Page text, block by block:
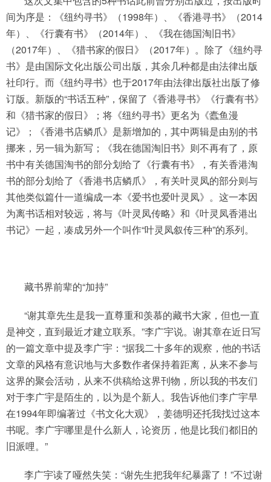
间为序是：《纽约寻书》（1998年）、《香港寻书》（2014
年）、《行囊有书》（2014年）、《我在德国淘旧书》
（2017年）、《猎书家的假日》（2017年）。除了《纽约寻
书》是由国际文化出版公司出版，其余几种都是由法律出版
社印行。而《纽约寻书》也于2017年由法律出版社出版了修
订版。新版的“书话五种”，保留了《香港寻书》《行囊有书》
和《猎书家的假日》；将《纽约寻书》更名为《蠹鱼漫
记》；《香港书店鳞爪》是新增加的，其中两辑是由别的书
挪来，另一辑为新写；《我在德国淘旧书》则不再有了，原
书中有关德国淘书的部分划给了《行囊有书》，有关香港淘
书的部分划给了《香港书店鳞爪》，有关叶灵凤的部分则与
其他类似篇什一道编成一本《爱书也爱叶灵凤》。这一本因
为离书话相对较远，将与《叶灵凤传略》和《叶灵凤香港出
书记》一起，凑成另外一个叫作“叶灵凤叙传三种”的系列。
藏书界前辈的“加持”
“谢其章先生是我一直尊重和羡慕的藏书大家，但也一直
是神交，直到最近才建立联系。”李广宇说。谢其章在近日写
的一篇文章中提及李广宇：“据我二十多年的观察，他的书话
文章的风格有意识地与大多数作者保持着距离，从来不参与
这界的聚会活动，从来不供稿给这界刊物，所以我的书友们
对于李广宇是陌生的，以为是个新人。我告诉他们李广宇早
在1994年即编著过《书文化大观》，姜德明还托我找过这本
书呢。李广宇哪里是什么新人，论资历，他是比我们都旧的
旧派哩。”
李广宇读了哑然失笑：“谢先生把我年纪暴露了！”不过谢